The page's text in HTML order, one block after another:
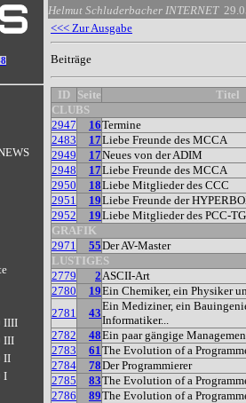
IIII
III
II
I
Helmut Schluderbacher INTERNET
<<< Zur Ausgabe
Beiträge
ID Seite
Titel
CLUBS
2947
16Termine
2483
17Liebe Freunde des MCCA
2949
17Neues von der ADIM
2948
17Liebe Freunde des MCCA
2950
18Liebe Mitglieder des CCC
2951
19Liebe Freunde der
2952
19Liebe Mitglieder des PCC-
GRAFIK
2971
55Der AV-Master
LUSTIGES
2779
2ASCII-Art
2780
19Ein Chemiker, ein Physiker
2781
43
Ein Mediziner, ein
Informatiker...
2782
48Ein paar gängige
2783
61The Evolution of a
2784
78Der Programmierer
2785
83The Evolution of a
2786
89The Evolution of a